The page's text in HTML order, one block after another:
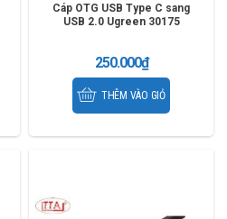
Cáp OTG USB Type C sang
USB 2.0 Ugreen 30175
250.000₫
THÊM VÀO GIỎ